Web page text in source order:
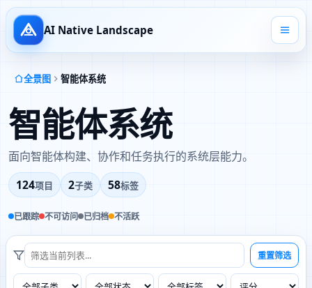
AI Native Landscape
全景图 智能体系统
智能体系统
面向智能体构建、协作和任务执行的系统层能力。
124项目 2子类 58标签
已跟踪 不可访问 已归档 不活跃
重置筛选